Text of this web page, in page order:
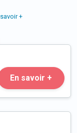
+
En savoir +